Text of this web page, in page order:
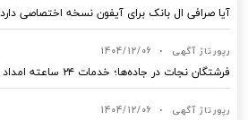
آیا صرافی ال بانک برای آیفون نسخه اختصاصی
رپورتاژ آگهی •
1404/12/06
فرشتگان نجات در جاده‌ها؛ خدمات ۲۴ ساعته امداد خودرو سمنان
رپورتاژ آگهی •
1404/12/06